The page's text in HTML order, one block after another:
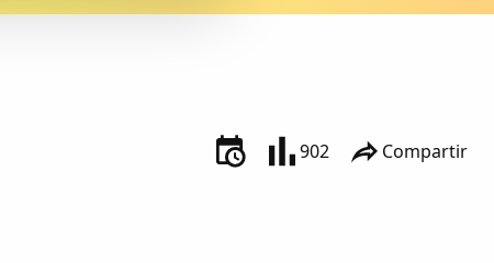
902 Compartir